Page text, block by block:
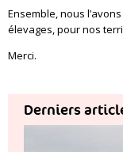
Ensemble, nous
élevages, pour nos
Merci.
Derniers